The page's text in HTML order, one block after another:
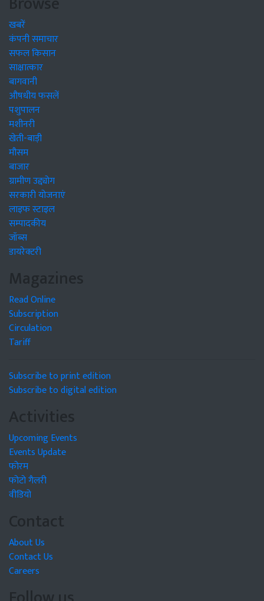
खबरें
कंपनी समाचार
सफल किसान
साक्षात्कार
बागवानी
औषधीय फसलें
पशुपालन
मशीनरी
खेती-बाड़ी
मौसम
बाजार
ग्रामीण उद्द्योग
सरकारी योजनाएं
लाइफ स्टाइल
सम्पादकीय
जॉब्स
डायरेक्टरी
Magazines
Read Online
Subscription
Circulation
Tariff
Subscribe to print edition
Subscribe to digital edition
Activities
Upcoming Events
Events Update
फोरम
फोटो गैलरी
वीडियो
Contact
About Us
Contact Us
Careers